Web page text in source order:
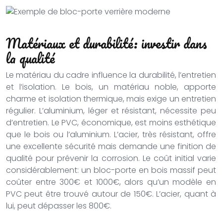
Matériaux et durabilité: investir dans
la qualité
Le matériau du cadre influence la durabilité, l’entretien
et l’isolation. Le bois, un matériau noble, apporte
charme et isolation thermique, mais exige un entretien
régulier. L’aluminium, léger et résistant, nécessite peu
d’entretien. Le PVC, économique, est moins esthétique
que le bois ou l’aluminium. L’acier, très résistant, offre
une excellente sécurité mais demande une finition de
qualité pour prévenir la corrosion. Le coût initial varie
considérablement: un bloc-porte en bois massif peut
coûter entre 300€ et 1000€, alors qu’un modèle en
PVC peut être trouvé autour de 150€. L’acier, quant à
lui, peut dépasser les 800€.